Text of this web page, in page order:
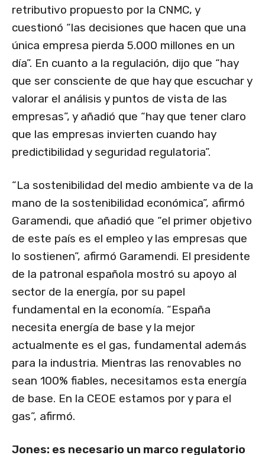
retributivo propuesto por la CNMC, y
cuestionó “las decisiones que hacen que una
única empresa pierda 5.000 millones en un
día”. En cuanto a la regulación, dijo que “hay
que ser consciente de que hay que escuchar y
valorar el análisis y puntos de vista de las
empresas”, y añadió que “hay que tener claro
que las empresas invierten cuando hay
predictibilidad y seguridad regulatoria”.
“La sostenibilidad del medio ambiente va de la
mano de la sostenibilidad económica”, afirmó
Garamendi, que añadió que “el primer objetivo
de este país es el empleo y las empresas que
lo sostienen”, afirmó Garamendi. El presidente
de la patronal española mostró su apoyo al
sector de la energía, por su papel
fundamental en la economía. “España
necesita energía de base y la mejor
actualmente es el gas, fundamental además
para la industria. Mientras las renovables no
sean 100% fiables, necesitamos esta energía
de base. En la CEOE estamos por y para el
gas”, afirmó.
Jones: es necesario un marco regulatorio